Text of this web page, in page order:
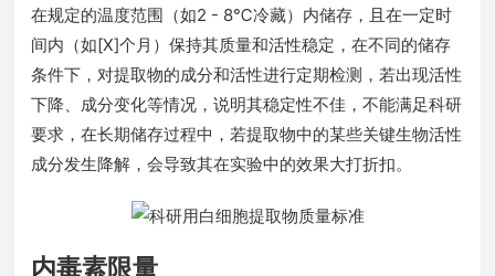
在规定的温度范围（如2 - 8℃冷藏）内储存，且在一定时
间内（如[X]个月）保持其质量和活性稳定，在不同的储存
条件下，对提取物的成分和活性进行定期检测，若出现活性
下降、成分变化等情况，说明其稳定性不佳，不能满足科研
要求，在长期储存过程中，若提取物中的某些关键生物活性
成分发生降解，会导致其在实验中的效果大打折扣。
内毒素限量